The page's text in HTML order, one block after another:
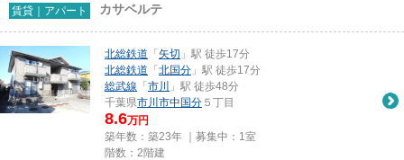
賃貸｜アパート カサベルテ
北総鉄道 「 矢切 」駅 徒歩17分
北総鉄道 「 北国分 」駅 徒歩17分
総武線 「 市川
」駅 徒歩48分
千葉県市川市中国分 ５丁目
8.6万円
築年数：築23年 ｜募集中： 1室
階数：2階建